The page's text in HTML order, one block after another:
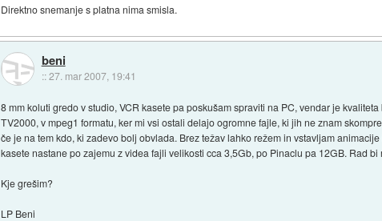
Direktno snemanje s platna nima smisla.
beni
::27. mar 2007, 19:41
8 mm koluti gredo v studio, VCR kasete pa poskušam spraviti na PC, vendar je
TV2000, v mpeg1 formatu, ker mi vsi ostali delajo ogromne fajle, ki jih ne znam
če je na tem kdo, ki zadevo bolj obvlada. Brez težav lahko režem in vstavljam
kasete nastane po zajemu z videa fajli velikosti cca 3,5Gb, po Pinaclu pa 12GB. Rad
Kje grešim?
LP Beni